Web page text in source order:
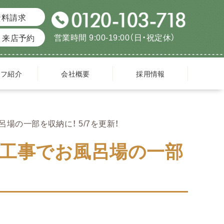
請求
来店予約
営業時間 9:00-19:00（日・祝定休）
紹介 会社概要 採用情報
の一部を収納に！ 5/7を更新！
事でお風呂場の一部